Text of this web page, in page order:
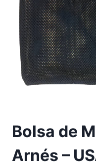
Bolsa de
Arnés –